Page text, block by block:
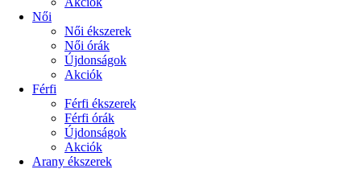
Női
Női ékszerek
Női órák
Újdonságok
Akciók
Férfi
Férfi ékszerek
Férfi órák
Újdonságok
Akciók
Arany ékszerek